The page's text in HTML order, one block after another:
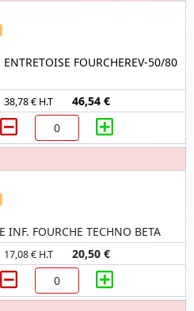
ENTRETOISE FOURCHEREV-50/80
38,78 € H.T 46,54 €
INF. FOURCHE TECHNO BETA
17,08 € H.T 20,50 €